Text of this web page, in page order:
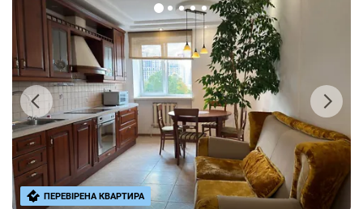
ПЕРЕВІРЕНА КВАРТИРА